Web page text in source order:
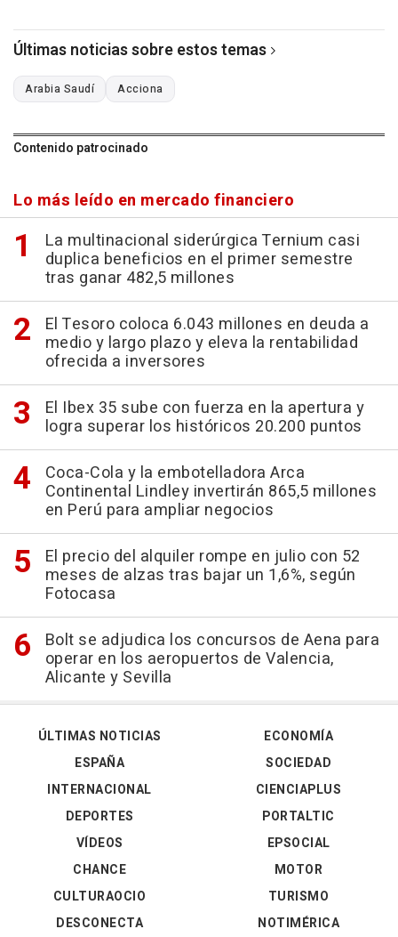
Últimas noticias sobre estos temas
Arabia Saudí Acciona
Contenido patrocinado
Lo más leído en mercado financiero
La multinacional siderúrgica Ternium casi
duplica beneficios en el primer semestre
tras ganar 482,5 millones
El Tesoro coloca 6.043 millones en deuda a
medio y largo plazo y eleva la rentabilidad
ofrecida a inversores
El Ibex 35 sube con fuerza en la apertura y
logra superar los históricos 20.200 puntos
Coca-Cola y la embotelladora Arca
Continental Lindley invertirán 865,5 millones
en Perú para ampliar negocios
El precio del alquiler rompe en julio con 52
meses de alzas tras bajar un 1,6%, según
Fotocasa
Bolt se adjudica los concursos de Aena para
operar en los aeropuertos de Valencia,
Alicante y Sevilla
ÚLTIMAS NOTICIAS
ESPAÑA
INTERNACIONAL
DEPORTES
VÍDEOS
ECONOMÍA
SOCIEDAD
CIENCIAPLUS
PORTALTIC
EPSOCIAL
CHANCE
CULTURAOCIO
DESCONECTA
MOTOR
TURISMO
NOTIMÉRICA